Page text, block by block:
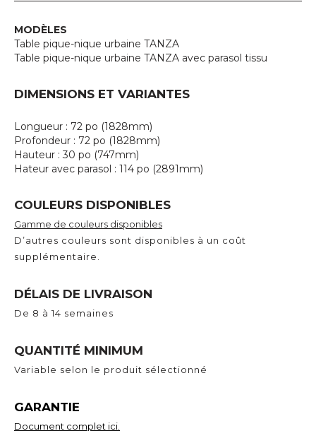
MODÈLES
Table pique-nique urbaine TANZA
Table pique-nique urbaine TANZA avec parasol tissu
DIMENSIONS ET VARIANTES
Longueur : 72 po (1828mm)
Profondeur : 72 po (1828mm)
Hauteur : 30 po (747mm)
Hateur avec parasol : 114 po (2891mm)
COULEURS DISPONIBLES
Gamme de couleurs disponibles
D’autres couleurs sont disponibles à un coût
supplémentaire.
DÉLAIS DE LIVRAISON
De 8 à 14 semaines
QUANTITÉ MINIMUM
Variable selon le produit sélectionné
GARANTIE
Document complet ici.